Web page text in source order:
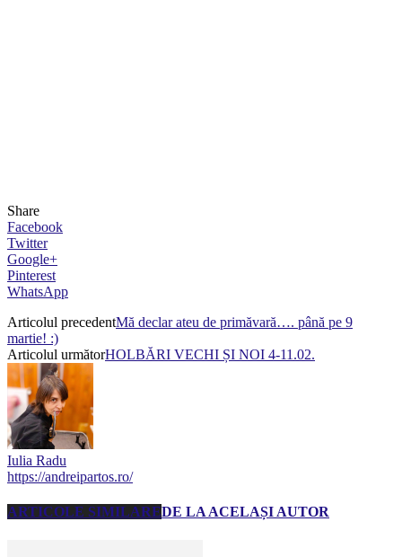
Share
Facebook
Twitter
Google+
Pinterest
WhatsApp
Articolul precedentMă declar ateu de primăvară…. până pe 9
martie! :)
Articolul următorHOLBĂRI VECHI ȘI NOI 4-11.02.
Iulia Radu
https://andreipartos.ro/
ARTICOLE SIMILAREDE LA ACELAȘI AUTOR